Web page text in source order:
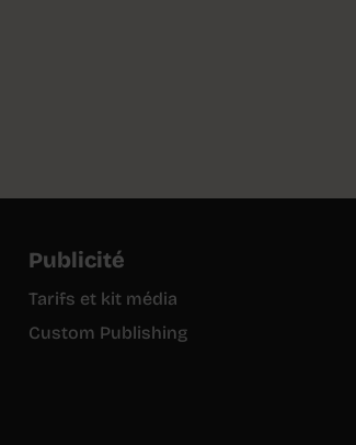
Publicité
Tarifs et kit média
Custom Publishing